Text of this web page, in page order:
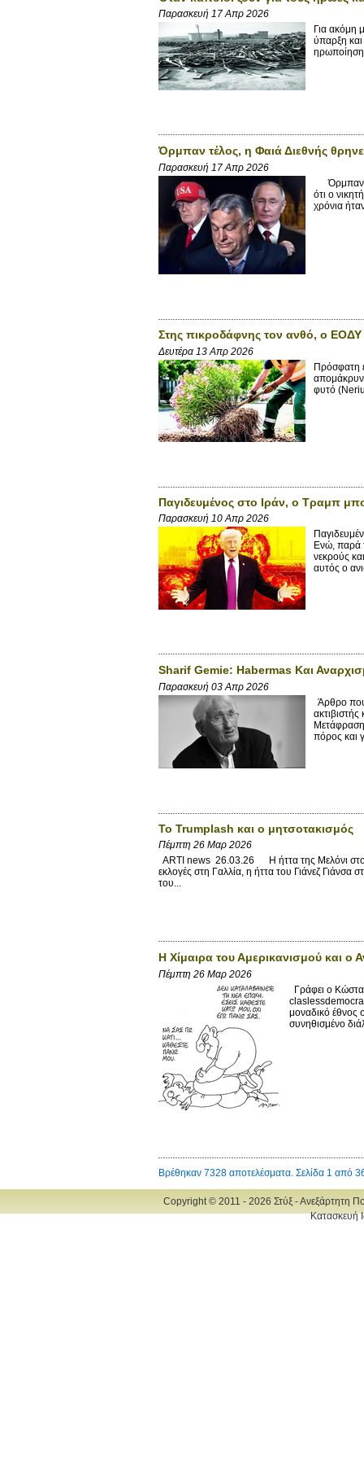
Παρασκευή 17 Απρ 2026
Για ακόμη
ύπαρξη
ηρωποίηση
Όρμπαν τέλος, η Φαιά Διεθνής
Παρασκευή 17 Απρ 2026
Όρμπαν
ότι ο
χρόνια
Στης πικροδάφνης τον ανθό, ο
Δευτέρα 13 Απρ 2026
Πρόσφατη
φυτό
Παγιδευμένος στο Ιράν, ο Τραμπ
Παρασκευή 10 Απρ 2026
Ενώ, παρά
νεκρούς
αυτός ο
Sharif Gemie: Habermas Και
Παρασκευή 03 Απρ 2026
Άρθρο
πόρος και
Το Trumplash και ο μητσοτακισμός
Πέμπτη 26 Μαρ 2026
ARTI news 26.03.26 Η ήττα της Μελόνι στο
εκλογές στη Γαλλία, η ήττα του Γιάνεζ
του...
Η Χίμαιρα του Αμερικανισμού και ο
Πέμπτη 26 Μαρ 2026
Γράφει ο
μοναδικό έθνος
συνηθισμένο
Βρέθηκαν 7328 αποτελέσματα. Σελίδα 1 από
Copyright © 2011 - 2026 Στύξ - Ανεξάρτητη
Κατασκευή